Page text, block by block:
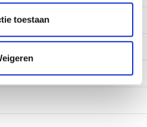
adverteren en analyse. Deze
combineren met andere
gebruik van hun services.
toestaan